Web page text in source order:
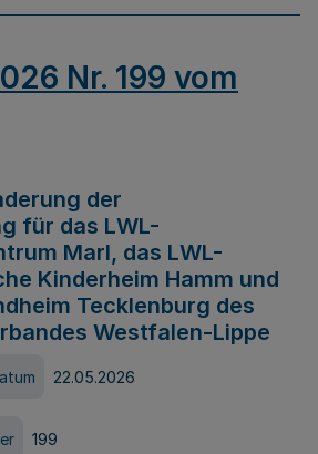
Nr. 199 vom
der
für das LWL-
Marl, das LWL-
Kinderheim Hamm und
Tecklenburg des
Westfalen-Lippe
22.05.2026
199